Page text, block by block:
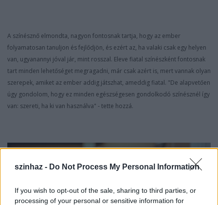
szinhaz - Do Not Process My Personal Information
If you wish to opt-out of the sale, sharing to third parties, or
processing of your personal or sensitive information for
A színésznő elmondta, nagyon fontosnak tartja, hogy az ember
folyamatosan tanuljon és fejlődjön, és ezért az, ha valaki csak egy helyen
van, ugyanannyi jóval jár, mint rosszal. Eleve fiatal színészként fontosnak
tart minden lehetőséget megragadni, már csak azért is, mert vannak olyan
szerepek, amiket az ember addig játszhat, ameddig fiatal. "De alapvetően
úgy gondolom, hogy ez minden egészségesen gondolkodó színésznél így
van: szereti, ha ki van használva" - tette hozzá.